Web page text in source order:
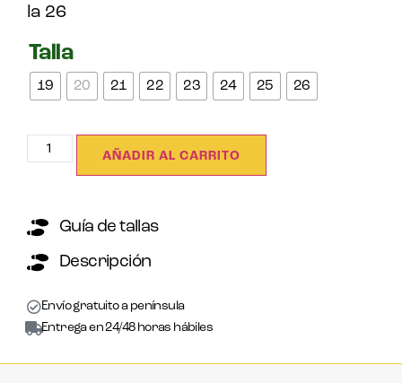
la 26
Talla
19 20 21 22 23 24 25 26
AÑADIR AL CARRITO
Guía de tallas
Descripción
Envío gratuito a península
Entrega en 24/48 horas hábiles